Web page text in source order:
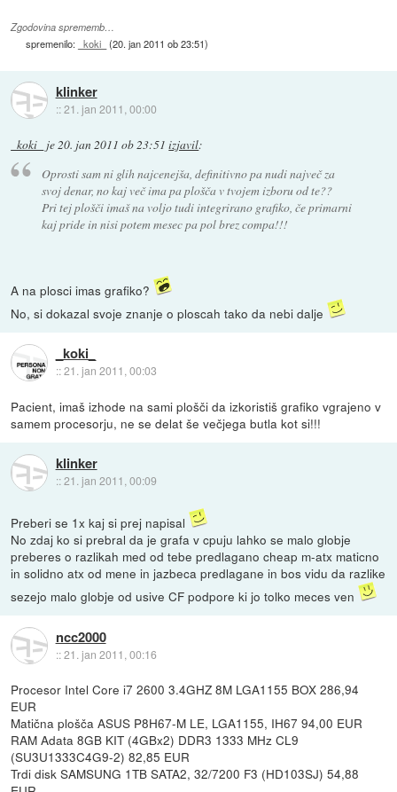
Zgodovina sprememb…
spremenilo: _koki_ (20. jan 2011 ob 23:51)
klinker
::21. jan 2011, 00:00
_koki_ je 20. jan 2011 ob 23:51 izjavil:
Oprosti sam ni glih najcenejša, definitivno pa nudi največ za
svoj denar, no kaj več ima pa plošča v tvojem izboru od te??
Pri tej plošči imaš na voljo tudi integrirano grafiko, če primarni
kaj pride in nisi potem mesec pa pol brez compa!!!
A na plosci imas grafiko?
No, si dokazal svoje znanje o ploscah tako da nebi dalje
_koki_
::21. jan 2011, 00:03
Pacient, imaš izhode na sami plošči da izkoristiš grafiko vgrajeno v
samem procesorju, ne se delat še večjega butla kot si!!!
klinker
::21. jan 2011, 00:09
Preberi se 1x kaj si prej napisal
No zdaj ko si prebral da je grafa v cpuju lahko se malo globje
preberes o razlikah med od tebe predlagano cheap m-atx maticno
in solidno atx od mene in jazbeca predlagane in bos vidu da razlike
sezejo malo globje od usive CF podpore ki jo tolko meces ven
ncc2000
::21. jan 2011, 00:16
Procesor Intel Core i7 2600 3.4GHZ 8M LGA1155 BOX 286,94
EUR
Matična plošča ASUS P8H67-M LE, LGA1155, IH67 94,00 EUR
RAM Adata 8GB KIT (4GBx2) DDR3 1333 MHz CL9
(SU3U1333C4G9-2) 82,85 EUR
Trdi disk SAMSUNG 1TB SATA2, 32/7200 F3 (HD103SJ) 54,88